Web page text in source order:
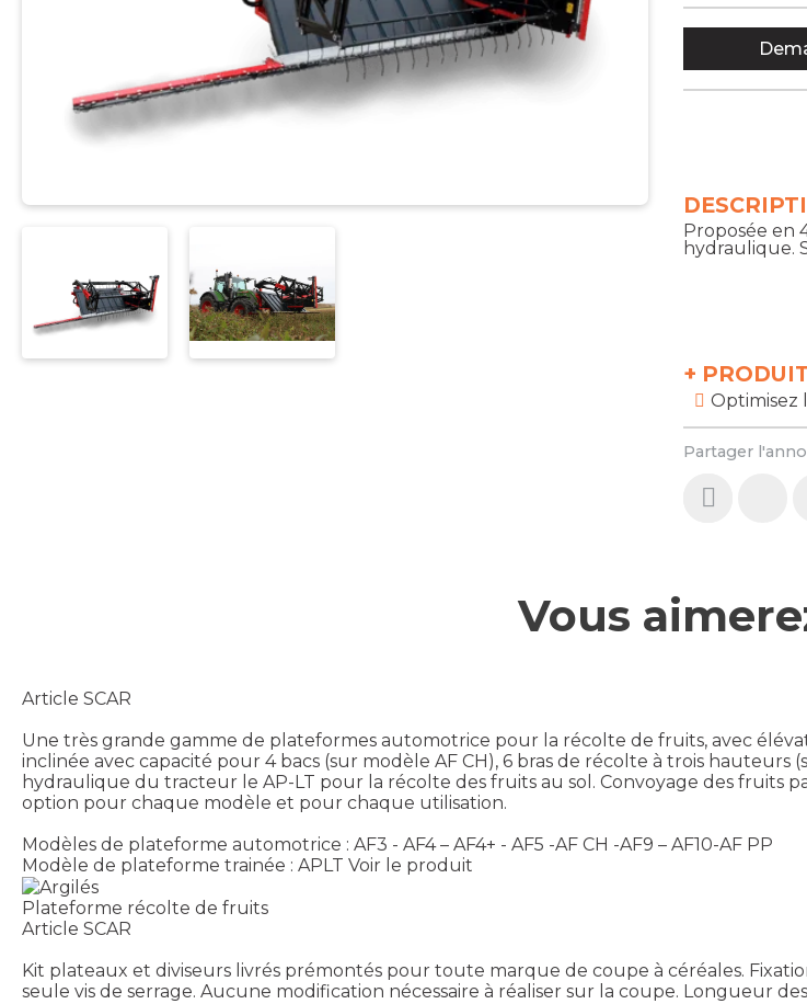
+
Optimisez
Partager
Proposée en
hydraulique.
Vous
Article SCAR
Une très grande gamme de plateformes automotrice pour la récolte de fruits, avec
inclinée avec capacité pour 4 bacs (sur modèle AF CH), 6 bras de récolte à trois
hydraulique du tracteur le AP-LT pour la récolte des fruits au sol. Convoyage des fruits
option pour chaque modèle et pour chaque utilisation.
Modèles de plateforme automotrice : AF3 - AF4 – AF4+ - AF5 -AF CH -AF9 – AF10-AF PP
Modèle de plateforme trainée : APLT Voir le produit
Plateforme récolte de fruits
Article SCAR
Kit plateaux et diviseurs livrés prémontés pour toute marque de coupe à céréales.
seule vis de serrage. Aucune modification nécessaire à réaliser sur la coupe. Longueur